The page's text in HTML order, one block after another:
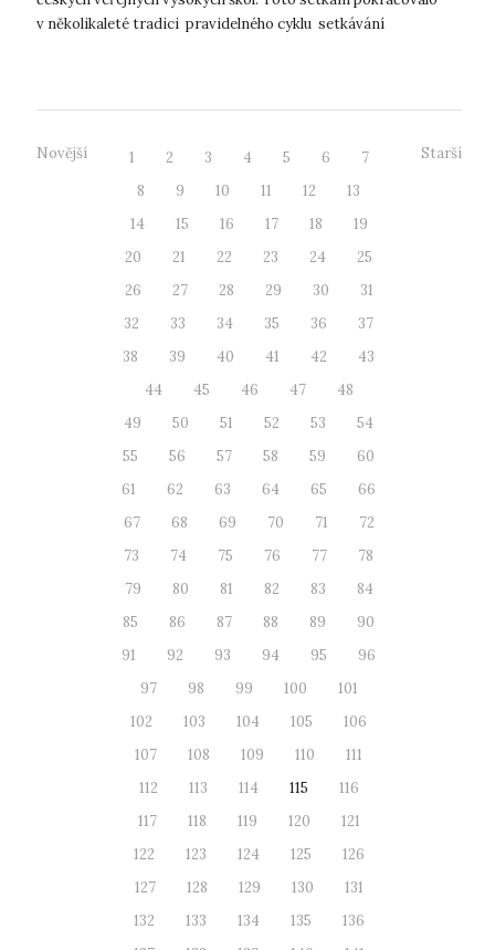
v několikaleté tradici pravidelného cyklu setkávání
Novější 1 2 3 4 5 6
7
8
9 10 11 12
13
14
15 16 17 18
19
20
21 22 23 24
25
26
27 28 29 30
31
32
33 34 35 36
37
38
39 40 41 42
43
44
45 46 47
48
49
50 51 52 53
54
55
56 57 58 59
60
61
62 63 64 65
66
67
68 69 70 71
72
73
74 75 76 77
78
79
80 81 82 83
84
85
86 87 88 89
90
91
92 93 94 95
96
97
98 99 100
101
102
103 104 105
106
107
108 109 110
111
112
113 114 115
116
117
118 119 120
121
122
123 124 125
126
127
128 129 130
131
132
133 134 135
136
Starší